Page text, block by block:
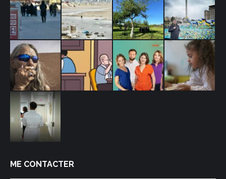
ME CONTACTER